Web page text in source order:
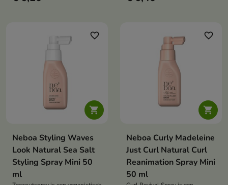
intensief tijdens de slaap zonder
het haar te verzwaren.

favorite_border
Neboa Styling Waves
Look Natural Sea Salt
Styling Spray Mini 50
ml

favorite_border
Neboa Curly Madeleine
Just Curl Natural Curl
Reanimation Spray Mini
50 ml